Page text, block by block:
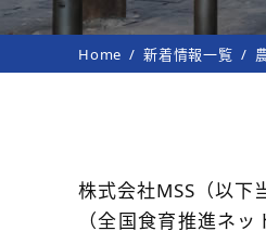
Home 新着情報一覧
株式会社MSS（以下
（全国食育推進ネ